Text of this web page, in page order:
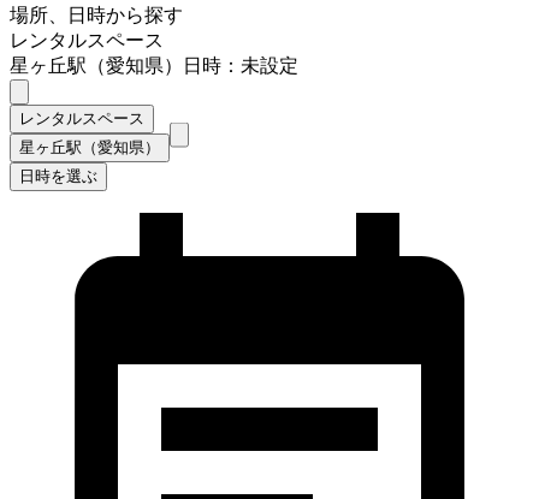
場所、日時から探す
レンタルスペース
星ヶ丘駅（愛知県）
日時：未設定
レンタルスペース
星ヶ丘駅（愛知県）
日時を選ぶ